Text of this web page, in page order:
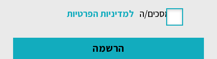
אני מסכים/ה למדיניות הפרטיות